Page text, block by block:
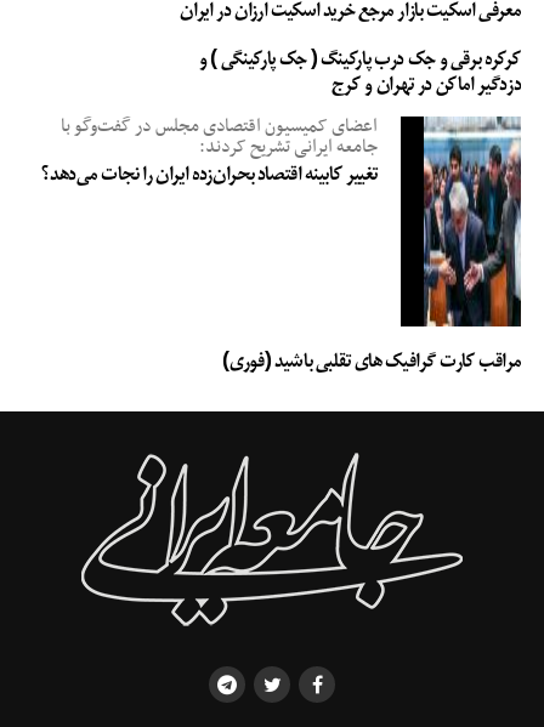
معرفی اسکیت بازار مرجع خرید اسکیت ارزان در ایران
کرکره برقی و جک درب پارکینگ ( جک پارکینگی ) و
دزدگیر اماکن در تهران و کرج
اعضای کمیسیون اقتصادی مجلس در گفت‌وگو با
جامعه ایرانی تشریح کردند:
تغییر کابینه اقتصاد بحران‌زده ایران را نجات می‌دهد؟
مراقب کارت گرافیک های تقلبی باشید (فوری)